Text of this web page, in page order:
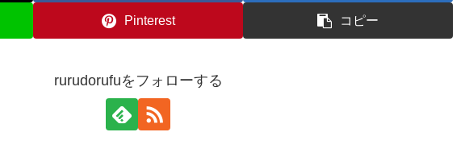
Pinterest コピー
rurudorufuをフォローする